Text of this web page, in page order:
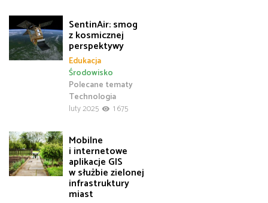
SentinAir: smog
z kosmicznej
perspektywy
Edukacja
Polecane tematy
Środowisko
Technologia
luty 2025
1 675
Mobilne
i internetowe
aplikacje GIS
w służbie zielonej
infrastruktury
miast